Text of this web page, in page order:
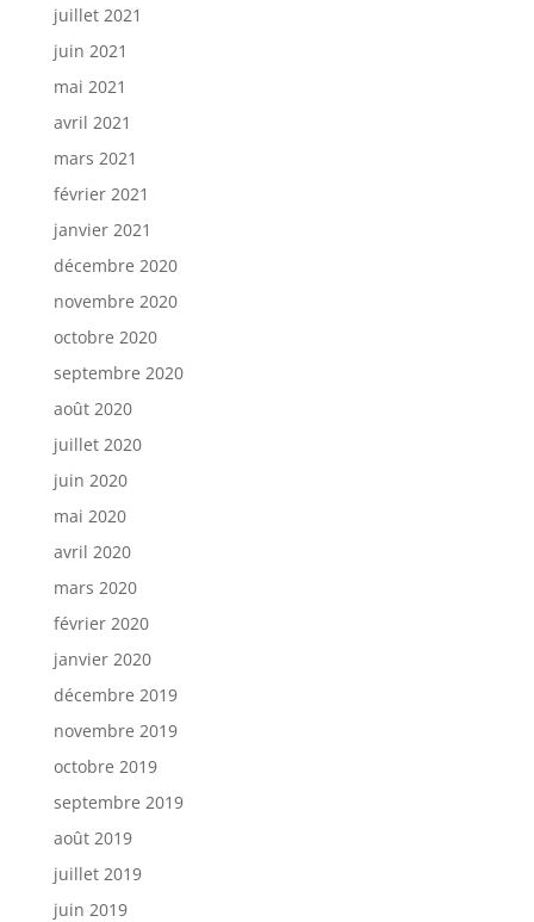
juillet 2021
juin 2021
mai 2021
avril 2021
mars 2021
février 2021
janvier 2021
décembre 2020
novembre 2020
octobre 2020
septembre 2020
août 2020
juillet 2020
juin 2020
mai 2020
avril 2020
mars 2020
février 2020
janvier 2020
décembre 2019
novembre 2019
octobre 2019
septembre 2019
août 2019
juillet 2019
juin 2019